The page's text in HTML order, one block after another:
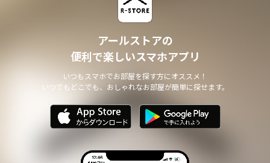
アールストアの
便利で楽しいスマホアプリ
いつもスマホでお部屋を探す方にオススメ！
いつでもどこでも、おしゃれなお部屋が簡単に探せます。